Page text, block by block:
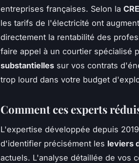
entreprises françaises. Selon la
les tarifs de l'électricité ont
directement la rentabilité des
faire appel à un courtier spécialisé
substantielles sur vos contrats
trop lourd dans votre budget
Comment ces experts
L'expertise développée depuis
d'identifier précisément les leviers
actuels. L'analyse détaillée de vos